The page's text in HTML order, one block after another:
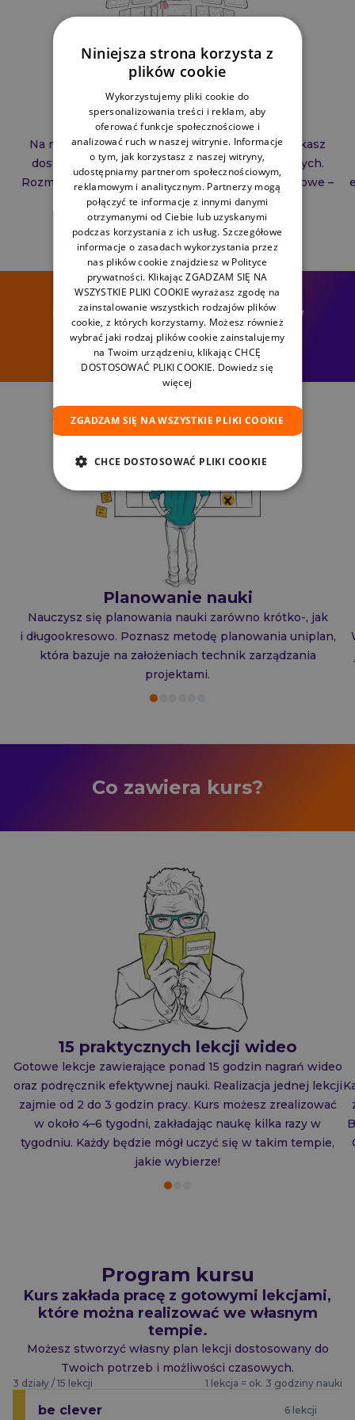
Odkrywać nową wiedzę!
Na nowoczesnej platformie e‑learningowej zyskasz
dostęp do atrakcyjnych materiałów dydaktycznych.
Rozmowy, wykłady, recenzje książek, wpisy blogowe –
zainspiruj się i odkryj nową wiedzę!
6 efektywnych nawyków
edukacyjnych
Planowanie nauki
Nauczysz się planowania nauki zarówno krótko-, jak
i długookresowo. Poznasz metodę planowania uniplan,
która bazuje na założeniach technik zarządzania
projektami.
Co zawiera kurs?
15 praktycznych lekcji wideo
Gotowe lekcje zawierające ponad 15 godzin nagrań wideo
oraz podręcznik efektywnej nauki. Realizacja jednej lekcji
zajmie od 2 do 3 godzin pracy. Kurs możesz zrealizować
w około 4–6 tygodni, zakładając naukę kilka razy w
tygodniu. Każdy będzie mógł uczyć się w takim tempie,
jakie wybierze!
Program kursu
Kurs zakłada pracę z gotowymi lekcjami,
które można realizować we własnym
tempie.
Możesz stworzyć własny plan lekcji dostosowany do
Twoich potrzeb i możliwości czasowych.
3 działy / 15 lekcji 1 lekcja = ok. 3 godziny nauki
be clever 6 lekcji
Niniejsza strona korzysta z
plików cookie
Wykorzystujemy pliki cookie do
spersonalizowania treści i reklam, aby
oferować funkcje społecznościowe i
analizować ruch w naszej witrynie. Informacje
o tym, jak korzystasz z naszej witryny,
udostępniamy partnerom społecznościowym,
reklamowym i analitycznym. Partnerzy mogą
połączyć te informacje z innymi danymi
otrzymanymi od Ciebie lub uzyskanymi
podczas korzystania z ich usług. Szczegółowe
informacje o zasadach wykorzystania przez
nas plików cookie znajdziesz w Polityce
prywatności. Klikając ZGADZAM SIĘ NA
WSZYSTKIE PLIKI COOKIE wyrażasz zgodę na
zainstalowanie wszystkich rodzajów plików
cookie, z których korzystamy. Możesz również
wybrać jaki rodzaj plików cookie zainstalujemy
na Twoim urządzeniu, klikając CHCĘ
DOSTOSOWAĆ PLIKI COOKIE. Dowiedz się
więcej
ZGADZAM SIĘ NA WSZYSTKIE PLIKI COOKIE
CHCE DOSTOSOWAĆ PLIKI COOKIE